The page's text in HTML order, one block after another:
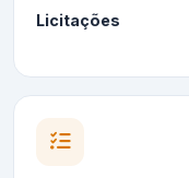
Licitações